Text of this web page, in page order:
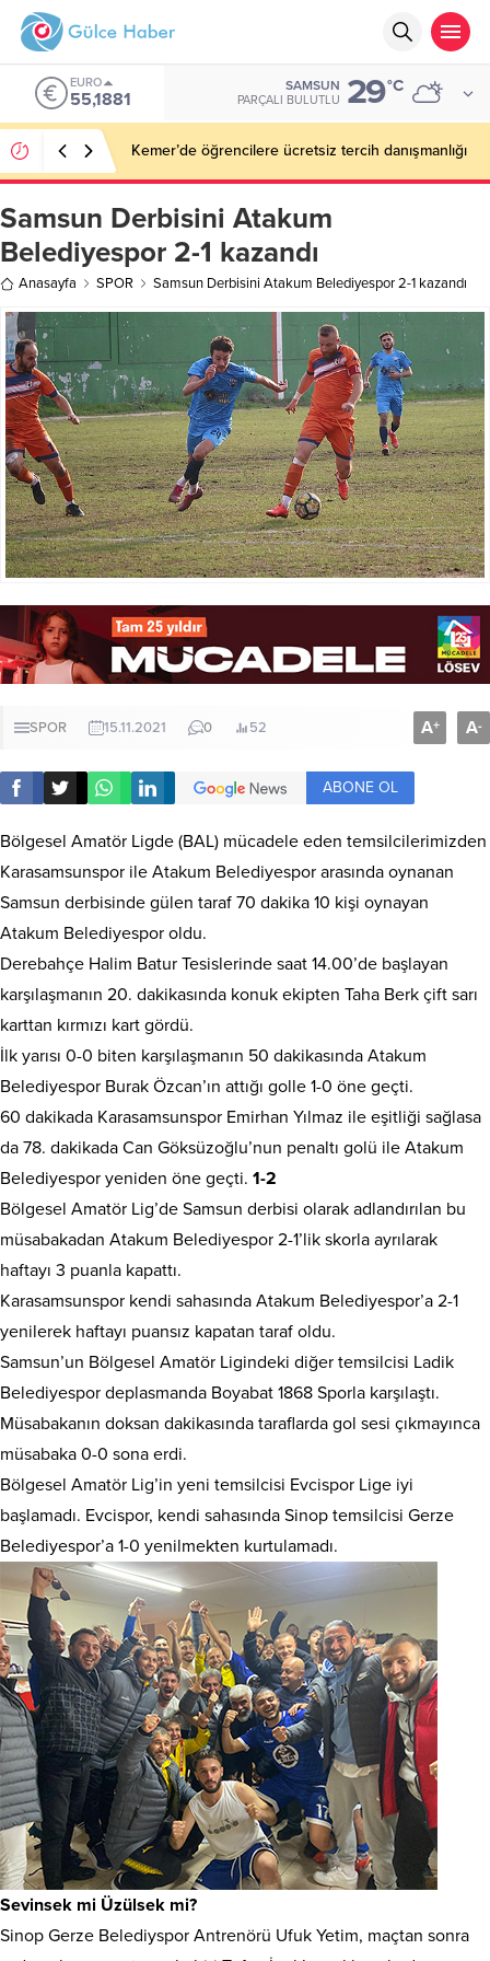
EURO
55,1881
SAMSUN
PARÇALI BULUTLU 29°C
Kemer’de öğrencilere ücretsiz tercih danışmanlığı
Samsun Derbisini Atakum
Belediyespor 2-1 kazandı
Anasayfa SPOR Samsun Derbisini Atakum Belediyespor 2-1 kazandı
SPOR 15.11.2021 0 52 A+ A-
ABONE OL
Bölgesel Amatör Ligde (BAL) mücadele eden temsilcilerimizden
Karasamsunspor ile Atakum Belediyespor arasında oynanan
Samsun derbisinde gülen taraf 70 dakika 10 kişi oynayan
Atakum Belediyespor oldu.
Derebahçe Halim Batur Tesislerinde saat 14.00’de başlayan
karşılaşmanın 20. dakikasında konuk ekipten Taha Berk çift sarı
karttan kırmızı kart gördü.
İlk yarısı 0-0 biten karşılaşmanın 50 dakikasında Atakum
Belediyespor Burak Özcan’ın attığı golle 1-0 öne geçti.
60 dakikada Karasamsunspor Emirhan Yılmaz ile eşitliği sağlasa
da 78. dakikada Can Göksüzoğlu’nun penaltı golü ile Atakum
Belediyespor yeniden öne geçti. 1-2
Bölgesel Amatör Lig’de Samsun derbisi olarak adlandırılan bu
müsabakadan Atakum Belediyespor 2-1’lik skorla ayrılarak
haftayı 3 puanla kapattı.
Karasamsunspor kendi sahasında Atakum Belediyespor’a 2-1
yenilerek haftayı puansız kapatan taraf oldu.
Samsun’un Bölgesel Amatör Ligindeki diğer temsilcisi Ladik
Belediyespor deplasmanda Boyabat 1868 Sporla karşılaştı.
Müsabakanın doksan dakikasında taraflarda gol sesi çıkmayınca
müsabaka 0-0 sona erdi.
Bölgesel Amatör Lig’in yeni temsilcisi Evcispor Lige iyi
başlamadı. Evcispor, kendi sahasında Sinop temsilcisi Gerze
Belediyespor’a 1-0 yenilmekten kurtulamadı.
Sevinsek mi Üzülsek mi?
Sinop Gerze Belediyspor Antrenörü Ufuk Yetim, maçtan sonra